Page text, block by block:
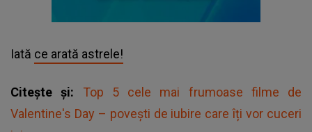
Iată ce arată astrele!
Citește și: Top 5 cele mai frumoase filme de
Valentine's Day – povești de iubire care îți vor cuceri